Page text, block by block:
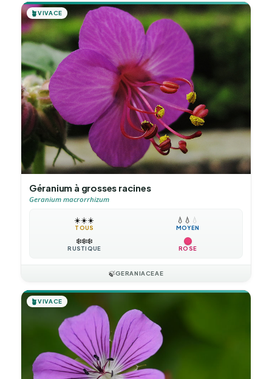
🪴VIVACE
Géranium à grosses racines
Geranium macrorrhizum
☀️☀️☀️
TOUS
💧 💧 💧
MOYEN
❄️❄️❄️
RUSTIQUE ROSE
🍃GERANIACEAE
🪴VIVACE